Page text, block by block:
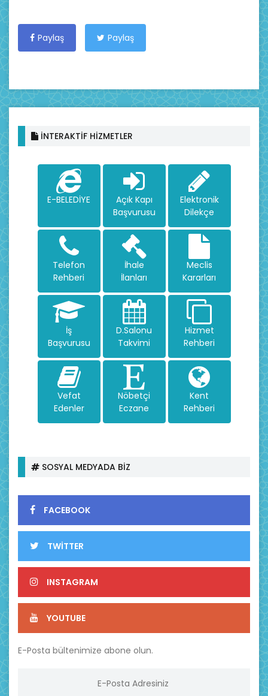
Paylaş Paylaş
İNTERAKTİF HİZMETLER
E-BELEDİYE
Açık Kapı
Başvurusu
Elektronik
Dilekçe
Telefon
Rehberi
İhale
İlanları
Meclis
Kararları
İş
Başvurusu
D.Salonu
Takvimi
Hizmet
Rehberi
Vefat
Edenler
Nöbetçi
Eczane
Kent
Rehberi
SOSYAL MEDYADA BİZ
FACEBOOK
TWİTTER
INSTAGRAM
YOUTUBE
E-Posta bültenimize abone olun.